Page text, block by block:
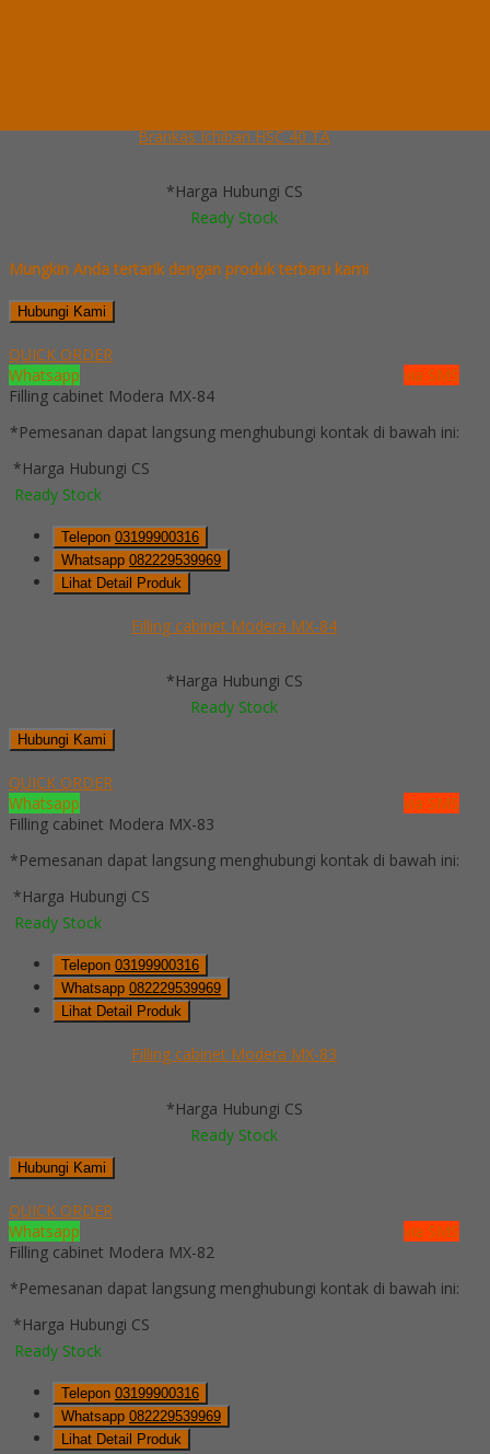
Brankas Ichiban HSC 40 TA
*Harga Hubungi CS
Ready Stock
Mungkin Anda tertarik dengan produk terbaru kami
Hubungi Kami
QUICK ORDER
Whatsapp
via SMS
Filling cabinet Modera MX-84
*Pemesanan dapat langsung menghubungi kontak di bawah ini:
*Harga Hubungi CS
Ready Stock
Telepon 03199900316
Whatsapp 082229539969
Lihat Detail Produk
Filling cabinet Modera MX-84
*Harga Hubungi CS
Ready Stock
Hubungi Kami
QUICK ORDER
Whatsapp
via SMS
Filling cabinet Modera MX-83
*Pemesanan dapat langsung menghubungi kontak di bawah ini:
*Harga Hubungi CS
Ready Stock
Telepon 03199900316
Whatsapp 082229539969
Lihat Detail Produk
Filling cabinet Modera MX-83
*Harga Hubungi CS
Ready Stock
Hubungi Kami
QUICK ORDER
Whatsapp
via SMS
Filling cabinet Modera MX-82
*Pemesanan dapat langsung menghubungi kontak di bawah ini:
*Harga Hubungi CS
Ready Stock
Telepon 03199900316
Whatsapp 082229539969
Lihat Detail Produk